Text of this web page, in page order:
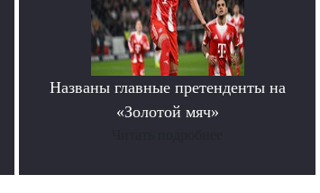
Названы главные претенденты на
«Золотой мяч»